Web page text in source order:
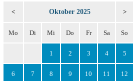
< Oktober 2025 >
Mo Di Mi Do Fr Sa So
1 2 3 4 5
6 7 8 9 10 11 12